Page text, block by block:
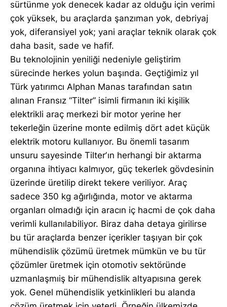
sürtünme yok denecek kadar az olduğu için verimi
çok yüksek, bu araçlarda şanzıman yok, debriyaj
yok, diferansiyel yok; yani araçlar teknik olarak çok
daha basit, sade ve hafif.
Bu teknolojinin yeniliği nedeniyle geliştirim
sürecinde herkes yolun başında. Geçtiğimiz yıl
Türk yatırımcı Alphan Manas tarafından satın
alınan Fransız “Tilter” isimli firmanın iki kişilik
elektrikli araç merkezi bir motor yerine her
tekerleğin üzerine monte edilmiş dört adet küçük
elektrik motoru kullanıyor. Bu önemli tasarım
unsuru sayesinde Tilterʼın herhangi bir aktarma
organına ihtiyacı kalmıyor, güç tekerlek gövdesinin
üzerinde üretilip direkt tekere veriliyor. Araç
sadece 350 kg ağırlığında, motor ve aktarma
organları olmadığı için aracın iç hacmi de çok daha
verimli kullanılabiliyor. Biraz daha detaya girilirse
bu tür araçlarda benzer içerikler taşıyan bir çok
mühendislik çözümü üretmek mümkün ve bu tür
çözümler üretmek için otomotiv sektöründe
uzmanlaşmıiş bir mühendislik altyapısına gerek
yok. Genel mühendislik yetkinlikleri bu alanda